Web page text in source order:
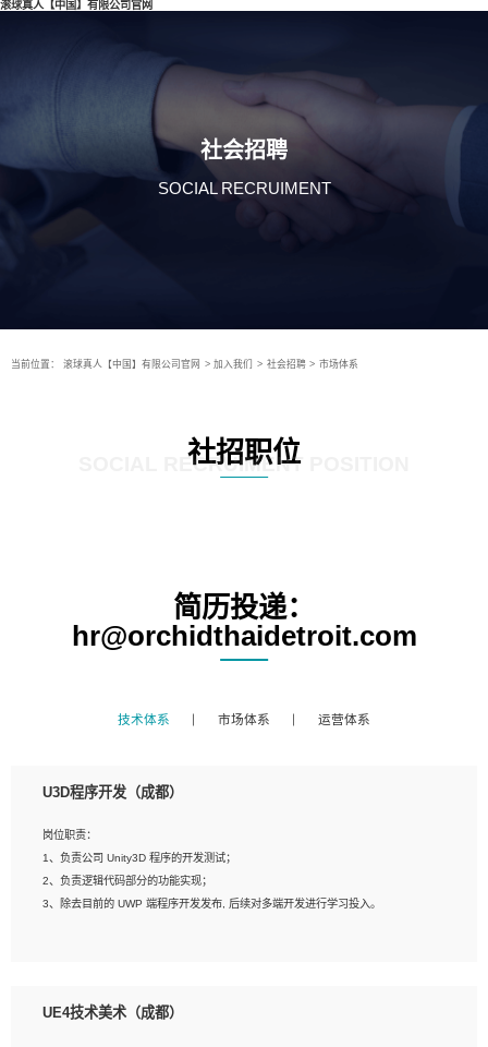
滚球真人【中国】有限公司官网
社会招聘
SOCIAL RECRUIMENT
当前位置： 滚球真人【中国】有限公司官网 > 加入我们 > 社会招聘 > 市场体系
社招职位
SOCIAL RECRUIMENT POSITION
简历投递：
hr@orchidthaidetroit.com
技术体系 市场体系 运营体系
U3D程序开发（成都）
岗位职责：
1、负责公司 Unity3D 程序的开发测试；
2、负责逻辑代码部分的功能实现；
3、除去目前的 UWP 端程序开发发布, 后续对多端开发进行学习投入。
2、熟练掌握 Unity3D 程序开发，精通 C# 语言开发；
UE4技术美术（成都）